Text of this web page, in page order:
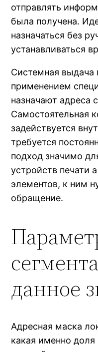
отправлять
была получена.
назначаться без
устанавливаться
Системная выдача
применением
назначают адреса
Самостоятельная
задействуется
требуется
подход значимо
устройств печати
элементов, к ним
обращение.
данное
Адресная маска
какая именно